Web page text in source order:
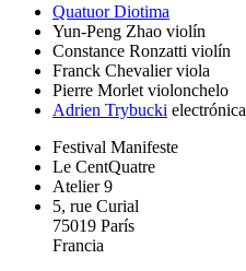
Quatuor Diotima
Yun-Peng Zhao violín
Constance Ronzatti violín
Franck Chevalierviola
Pierre Morlet violonchelo
Adrien Trybucki electrónica
Festival Manifeste
Le CentQuatre
Atelier 9
5, rue Curial
75019 París
Francia